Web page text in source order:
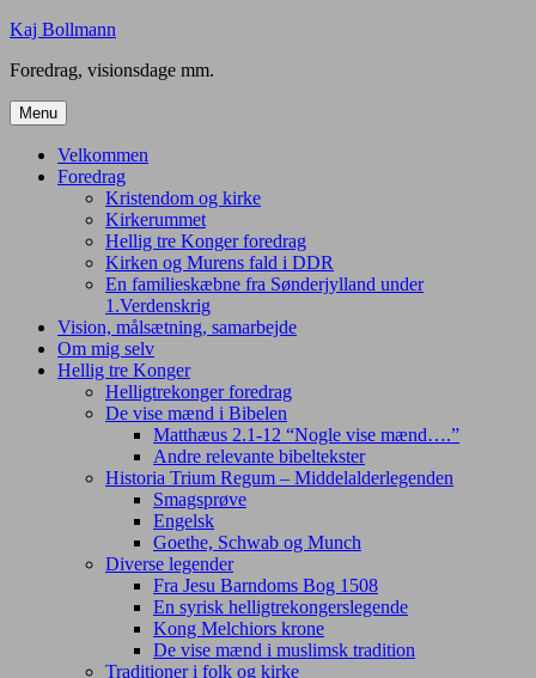
Skip
content
Kaj Bollmann
Foredrag, visionsdage mm.
Menu
Velkommen
Foredrag
Kristendom og kirke
Kirkerummet
Hellig tre Konger foredrag
Kirken og Murens fald i DDR
En familieskæbne fra Sønderjylland under
1.Verdenskrig
Vision, målsætning, samarbejde
Om mig selv
Hellig tre Konger
Helligtrekonger foredrag
De vise mænd i Bibelen
Matthæus 2.1-12 “Nogle vise mænd….”
Andre relevante bibeltekster
Historia Trium Regum – Middelalderlegenden
Smagsprøve
Engelsk
Goethe, Schwab og Munch
Diverse legender
Fra Jesu Barndoms Bog 1508
En syrisk helligtrekongerslegende
Kong Melchiors krone
De vise mænd i muslimsk tradition
Traditioner i folk og kirke